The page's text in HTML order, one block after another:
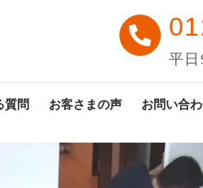
平日
質問 お客さまの声 お問い合